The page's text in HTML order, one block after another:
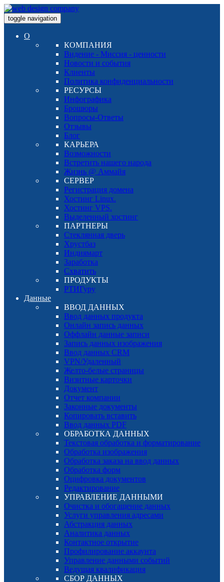
toggle navigation
О
КОМПАНИЯ
Видение - Миссия - ценности
Новости и события
Клиенты
Политика конфиденциальности
РЕСУРСЫ
Инфографика
Брошюры
Вопросы-Ответы
Отзывы
Блог
КАРЬЕРА
Возможности
Встретить нашего народа
Жизнь @ Аммайя
СЕРВЕР
Регистрация домена
Хостинг Linux.
Хостинг VPS.
Выделенный хостинг
ПАРТНЕРЫ
Стеклянная дверь
Хрустбаз
Индиямарт
Заработка
Схватить
ПРОДУКТЫ
РТИГуру
Данные
ВВОД ДАННЫХ
Ввод данных продукта
Онлайн запись данных
Оффлайн данные записи
Запись данных изображения
Ввод данных CRM
VPN/Удаленный
Желто-белые страницы
Визитные карточки
Документ
Отчет компании
Законные документы
Копировать вставить
Ввод данных PDF
ОБРАБОТКА ДАННЫХ
Текстовая обработка и форматирование
Обработка изображения
Обработка заказа на ввод данных
Обработка форм
Оцифровка документов
Редактирование
УПРАВЛЕНИЕ ДАННЫМИ
Очистка и обогащение данных
Услуги управления адресами
Абстракция данных
Аналитика данных
Контактное открытие
Профилирование аккаунта
Управление данными событий
Ведущая квалификация
СБОР ДАННЫХ